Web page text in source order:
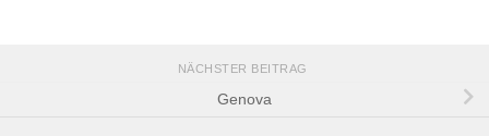
NÄCHSTER BEITRAG
Genova